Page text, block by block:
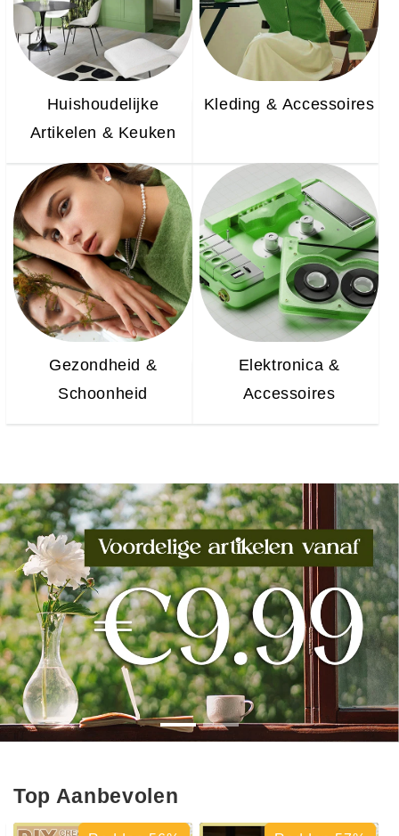
Huishoudelijke
Artikelen & Keuken
Kleding & Accessoires
Gezondheid &
Schoonheid
Elektronica &
Accessoires
Top Aanbevolen